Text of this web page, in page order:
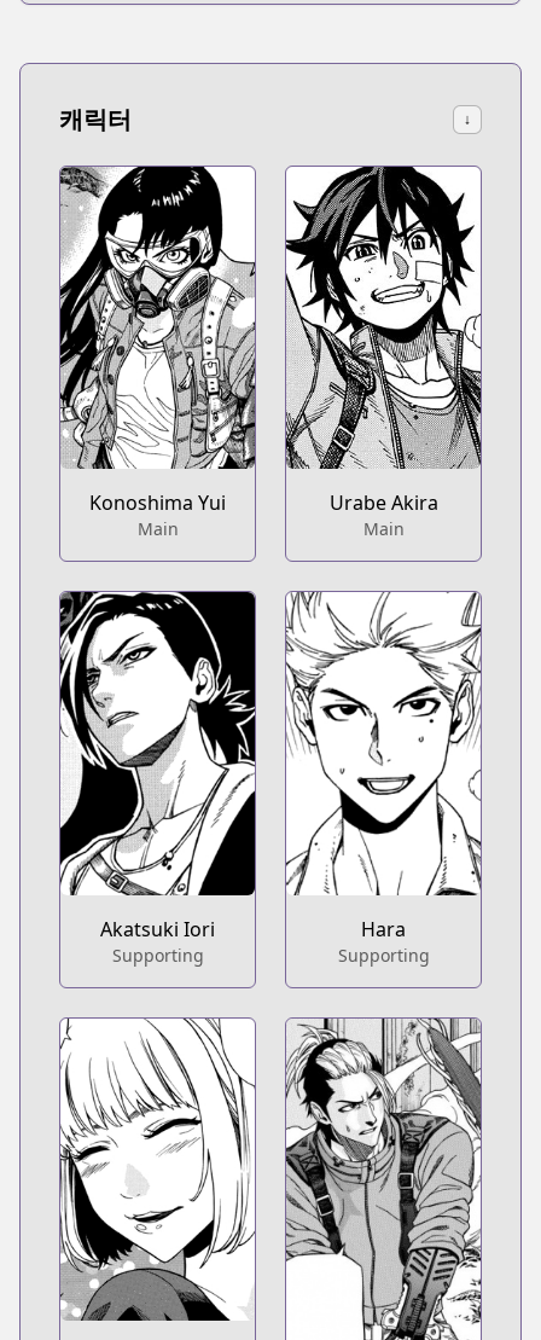
캐릭터 ↓
Konoshima Yui
Main
Urabe Akira
Main
Akatsuki Iori
Supporting
Hara
Supporting